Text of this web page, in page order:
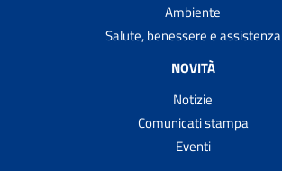
Ambiente
Salute, benessere e assistenza
NOVITÀ
Notizie
Comunicati stampa
Eventi